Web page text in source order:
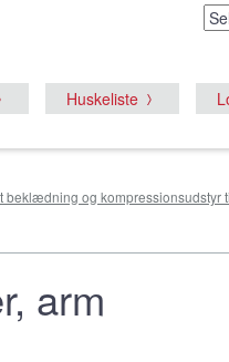
Huskeliste
beklædning og kompressionsudstyr
arm